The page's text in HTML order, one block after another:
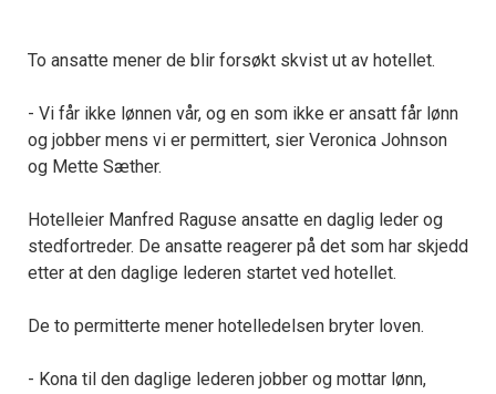
To ansatte mener de blir forsøkt skvist ut av hotellet.
- Vi får ikke lønnen vår, og en som ikke er ansatt får lønn
og jobber mens vi er permittert, sier Veronica Johnson
og Mette Sæther.
Hotelleier Manfred Raguse ansatte en daglig leder og
stedfortreder. De ansatte reagerer på det som har skjedd
etter at den daglige lederen startet ved hotellet.
De to permitterte mener hotelledelsen bryter loven.
- Kona til den daglige lederen jobber og mottar lønn,